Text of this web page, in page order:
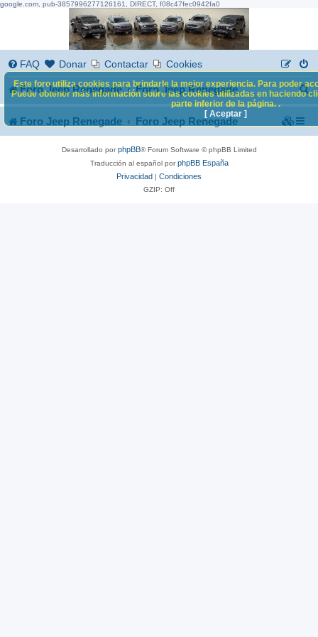
google.com, pub-3857996277126161, DIRECT, f08c47fec0942fa0
FAQ Donar Contactar Cookies
Foro Jeep Renegade Foro Jeep Renegade
B
s
Este foro utiliza cookies para brindarle la mejor experiencia. Para poder
Puede obtener más información sobre las cookies utilizadas en haciendo
parte inferior de la página. .
[ Aceptar ]
Foro Jeep Renegade Foro Jeep Renegade
Desarrollado porphpBB® Forum Software © phpBB Limited
Traducción al español porphpBB España
Privacidad | Condiciones
GZIP: Off